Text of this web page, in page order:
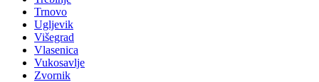
Trnovo
Ugljevik
Višegrad
Vlasenica
Vukosavlje
Zvornik